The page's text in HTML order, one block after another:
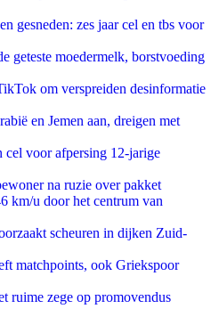
gesneden: zes jaar cel en tbs voor
geteste moedermelk, borstvoeding
om verspreiden desinformatie
en Jemen aan, dreigen met
voor afpersing 12-jarige
na ruzie over pakket
km/u door het centrum van
scheuren in dijken Zuid-
matchpoints, ook Griekspoor
ruime zege op promovendus